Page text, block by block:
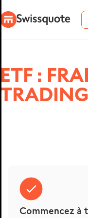
ETF :
TRADING
Commencez à